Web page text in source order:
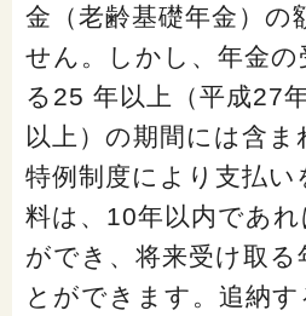
金（老齢基礎年金）の
せん。しかし、年金の
る25 年以上（平成27
以上）の期間には含
特例制度により支払い
料は、10年以内であ
ができ、将来受け取る
とができます。追納